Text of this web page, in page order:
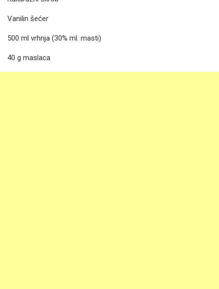
Vanilin šećer
500 ml vrhnja (30% ml. masti)
40 g maslaca